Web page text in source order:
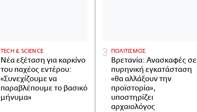
ΤECH & SCIENCE
Νέα εξέταση για καρκίνο
του παχέος εντέρου:
«Συνεχίζουμε να
παραβλέπουμε το βασικό
μήνυμα»
ΠΟΛΙΤΙΣΜΟΣ
Βρετανία: Ανασκαφές σε
πυρηνική εγκατάσταση
«θα αλλάξουν την
προϊστορία»,
υποστηρίζει
αρχαιολόγος